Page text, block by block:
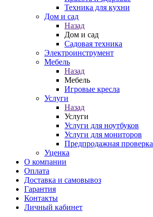
Техника для кухни
Дом и сад
Назад
Дом и сад
Садовая техника
Электроинструмент
Мебель
Назад
Мебель
Игровые кресла
Услуги
Назад
Услуги
Услуги для ноутбуков
Услуги для мониторов
Предпродажная проверка
Уценка
О компании
Оплата
Доставка и самовывоз
Гарантия
Контакты
Личный кабинет